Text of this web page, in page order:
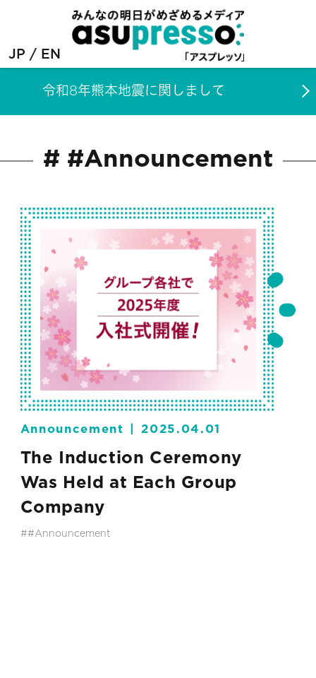
JP EN
令和8年熊本地震に関しまして
# #Announcement
Announcement 2025.04.01
The Induction Ceremony
Was Held at Each Group
Company
##Announcement